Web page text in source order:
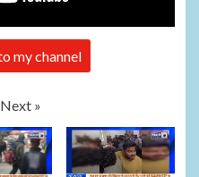
my channel
Next »